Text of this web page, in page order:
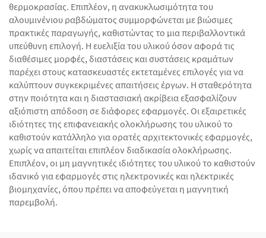
θερμοκρασίας. Επιπλέον, η ανακυκλωσιμότητα του
αλουμινένιου ραβδώματος συμμορφώνεται με βιώσιμες
πρακτικές παραγωγής, καθιστώντας το μια περιβαλλοντικά
υπεύθυνη επιλογή. Η ευελιξία του υλικού όσον αφορά τις
διαθέσιμες μορφές, διαστάσεις και συστάσεις κραμάτων
παρέχει στους κατασκευαστές εκτεταμένες επιλογές για να
καλύπτουν συγκεκριμένες απαιτήσεις έργων. Η σταθερότητα
στην ποιότητα και η διαστασιακή ακρίβεια εξασφαλίζουν
αξιόπιστη απόδοση σε διάφορες εφαρμογές. Οι εξαιρετικές
ιδιότητες της επιφανειακής ολοκλήρωσης του υλικού το
καθιστούν κατάλληλο για ορατές αρχιτεκτονικές εφαρμογές,
χωρίς να απαιτείται επιπλέον διαδικασία ολοκλήρωσης.
Επιπλέον, οι μη μαγνητικές ιδιότητες του υλικού το καθιστούν
ιδανικό για εφαρμογές στις ηλεκτρονικές και ηλεκτρικές
βιομηχανίες, όπου πρέπει να αποφεύγεται η μαγνητική
παρεμβολή.